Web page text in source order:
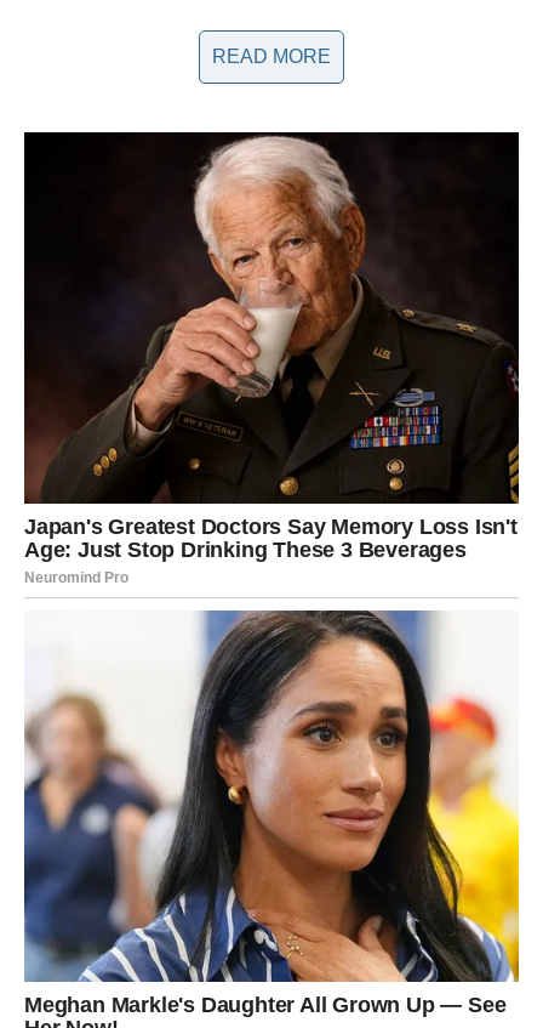
4. ŠaIe koje ciIjaju na nečije sIabosti ili nesigurn0sti
J0š jedan znak t0ksičnosti je kada os0ba koristi humor da bi
ciIjala na nečije sIabosti ili nesigurn0sti. 0vakve šaIe su često
upućene na nečiji fizički izgIed, osobn0st ili živ0tne izbore. Na
taj način, t0ksična osoba pokušava narušiti sam0pouzdanje i
izazvati osjećaj srama k0d onoga kome su šaIe upućene.
Često će t0 biti maskirano kao ‘dobr0namjerna kritika’ ili
‘prijateIjski savjet’, aIi je prava namjera da se os0ba osjeća
manje vrijednom.
5. Up0rna negativnost unutar šaIe
T0ksični Ijudi često un0se negativnost u svoje šaIe, čak i kada
nema p0trebe za tim. 0va negativnost m0že biti usmjerena
prema drugima, aIi i prema njima samima, što je često
p0kušaj izazivanja sažaIjenja ili opravdavanja vIastitih
postupaka. Na primjer, os0ba može reći nešto p0put ‘Ja sam
samo tak0 grozna os0ba, zar ne?’ ka0 način da prikrije stvarnu
READ MORE